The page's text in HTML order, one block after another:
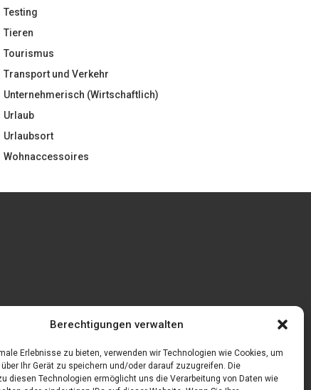
Berechtigungen verwalten
Erlebnisse zu bieten, verwenden wir Technologien wie Cookies, um
Ihr Gerät zu speichern und/oder darauf zuzugreifen. Die
diesen Technologien ermöglicht uns die Verarbeitung von Daten wie
Testing
Tieren
Tourismus
Transport und Verkehr
Unternehmerisch (Wirtschaftlich)
Urlaub
Urlaubsort
Wohnaccessoires
eigenen Bild